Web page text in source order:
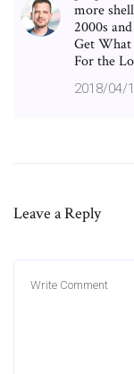
more
2000s
Get What
For the
2018/04/
Leave a Reply